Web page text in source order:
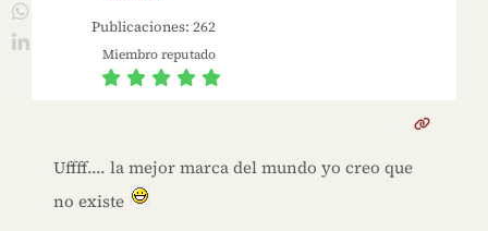
Publicaciones: 262
Miembro reputado
Uffff.... la mejor marca del mundo yo creo que
no existe